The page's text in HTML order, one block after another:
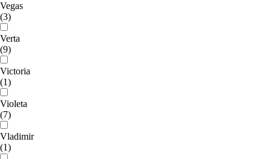
Vegas
(3)
Verta
(9)
Victoria
(1)
Violeta
(7)
Vladimir
(1)